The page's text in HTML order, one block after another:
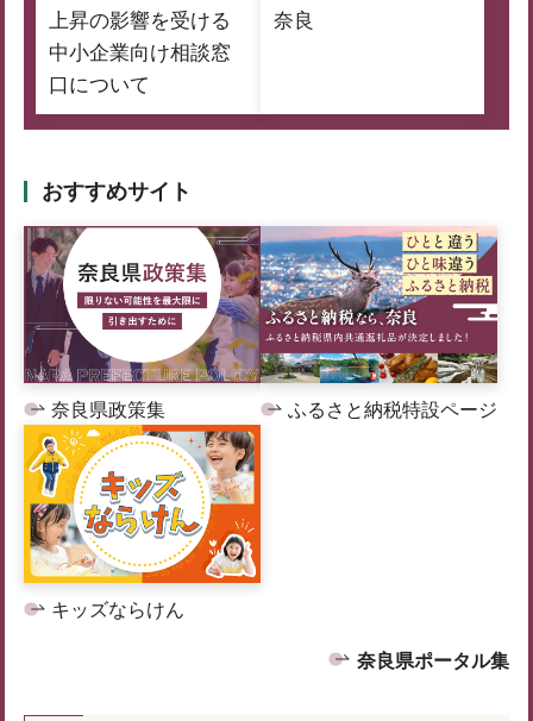
上昇の影響を受ける
中小企業向け相談窓
口について
奈良
おすすめサイト
奈良県政策集 ふるさと納税特設ページ
キッズならけん
奈良県ポータル集